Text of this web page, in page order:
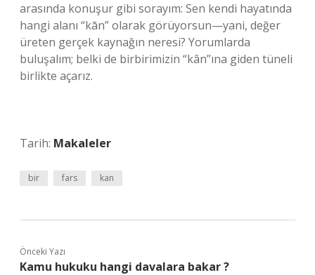
arasında konuşur gibi sorayım: Sen kendi hayatında
hangi alanı “kān” olarak görüyorsun—yani, değer
üreten gerçek kaynağın neresi? Yorumlarda
buluşalım; belki de birbirimizin “kân”ına giden tüneli
birlikte açarız.
Tarih: Makaleler
bir fars kan
Önceki Yazı
Kamu hukuku hangi davalara bakar ?